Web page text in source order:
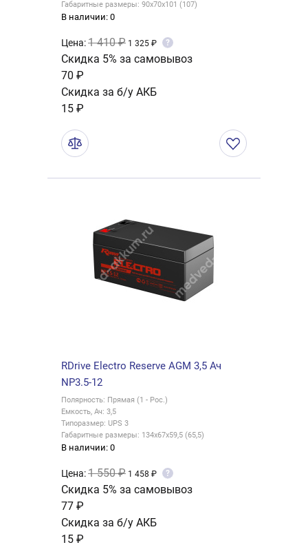
Габаритные размеры: 90x70x101 (107)
В наличии: 0
Цена:1 410 ₽ 1 325 ₽ ?
Скидка 5% за самовывоз
70 ₽
Скидка за б/у АКБ
15 ₽
RDrive Electro Reserve AGM 3,5 Ач
NP3.5-12
Полярность: Прямая (1 - Рос.)
Емкость, Ач: 3,5
Типоразмер: UPS 3
Габаритные размеры: 134x67x59,5 (65,5)
В наличии: 0
Цена:1 550 ₽ 1 458 ₽ ?
Скидка 5% за самовывоз
77 ₽
Скидка за б/у АКБ
15 ₽